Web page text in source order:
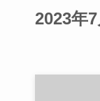
2023年7